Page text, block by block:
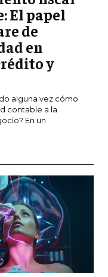
TECNOLÓGICAS
DEL
El papel
de
en
y
alguna vez cómo
contable a la
En un